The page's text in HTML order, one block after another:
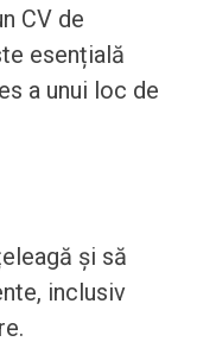
CV de
esențială
a unui loc de
și să
inclusiv